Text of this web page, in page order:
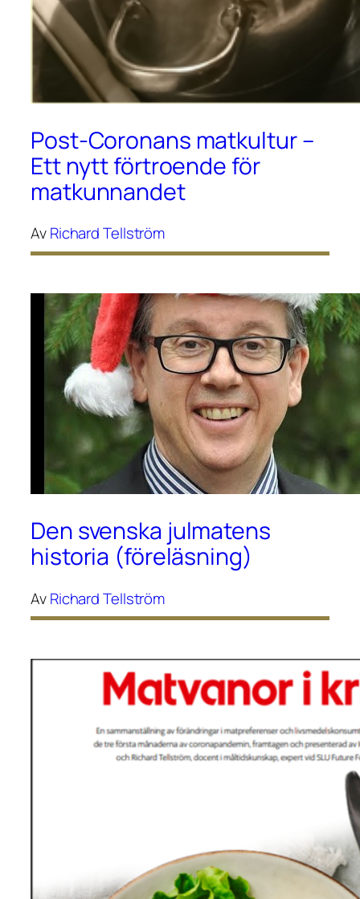
Post-Coronans matkultur –
Ett nytt förtroende för
matkunnandet
AvRichard Tellström
Den svenska julmatens
historia (föreläsning)
AvRichard Tellström